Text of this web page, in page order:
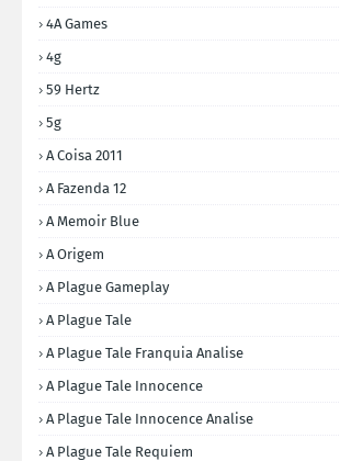
4A Games
4g
59 Hertz
5g
A Coisa 2011
A Fazenda 12
A Memoir Blue
A Origem
A Plague Gameplay
A Plague Tale
A Plague Tale Franquia Analise
A Plague Tale Innocence
A Plague Tale Innocence Analise
A Plague Tale Requiem